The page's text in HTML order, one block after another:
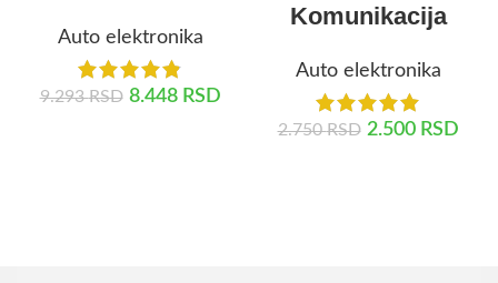
Auto elektronika
9.293RSD 8.448 RSD
Komunikacija
Auto elektronika
2.750RSD 2.500 RSD